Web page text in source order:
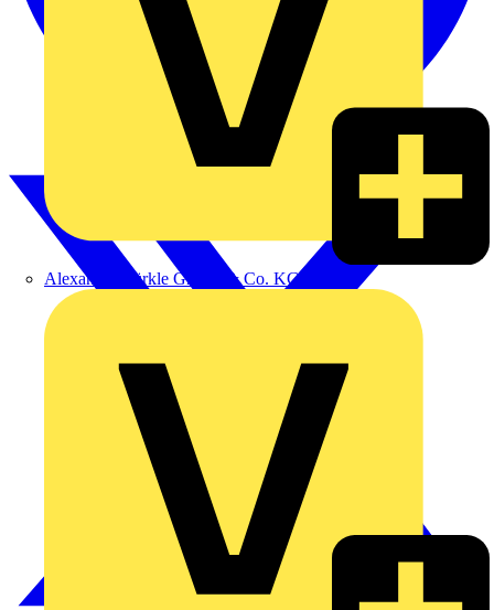
Alexander Bürkle GmbH & Co. KG